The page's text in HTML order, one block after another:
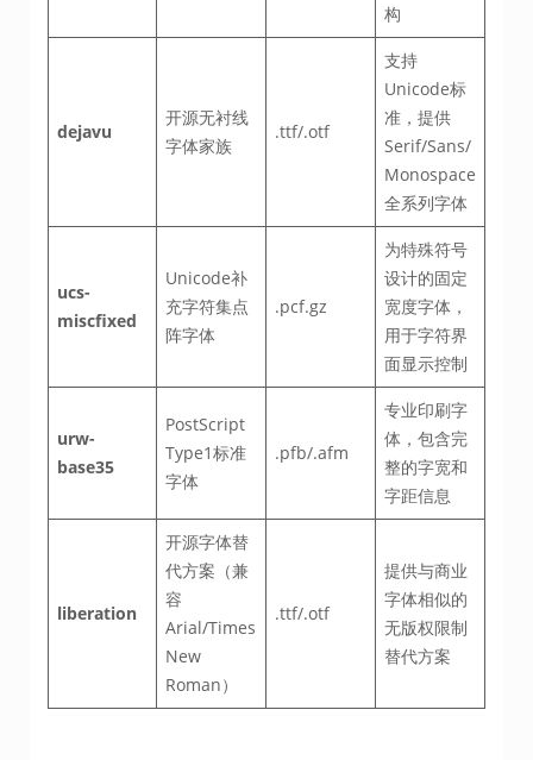
构
dejavu
开源无衬线
字体家族
.ttf/.otf
支持
Unicode标
准，提供
Serif/Sans/
Monospace
全系列字体
ucs-
miscfixed
Unicode补
充字符集点
阵字体
.pcf.gz
为特殊符号
设计的固定
宽度字体，
用于字符界
面显示控制
urw-
base35
PostScript
Type1标准
字体
.pfb/.afm
专业印刷字
体，包含完
整的字宽和
字距信息
liberation
开源字体替
代方案（兼
容
Arial/Times
New
Roman）
.ttf/.otf
提供与商业
字体相似的
无版权限制
替代方案